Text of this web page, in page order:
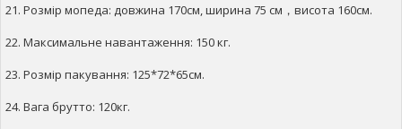
21. Розмір мопеда: довжина 170см, ширина 75 см，висота 160см.
22. Максимальне навантаження: 150 кг.
23. Розмір пакування: 125*72*65см.
24. Вага брутто: 120кг.